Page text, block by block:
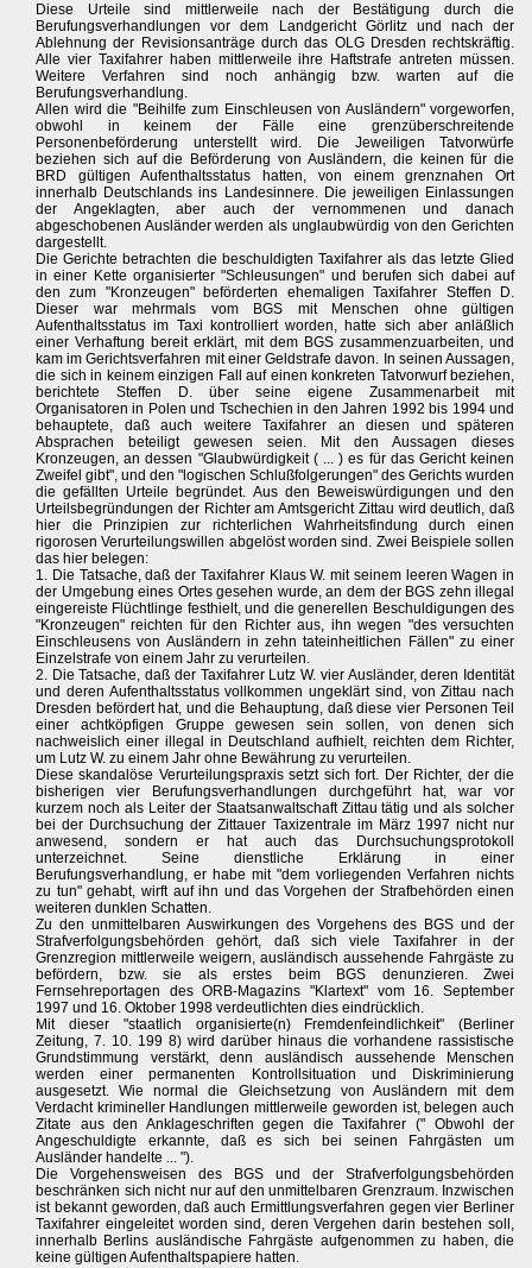
Diese Urteile sind mittlerweile nach der Bestätigung durch die
Berufungsverhandlungen vor dem Landgericht Görlitz und nach der
Ablehnung der Revisionsanträge durch das OLG Dresden rechtskräftig.
Alle vier Taxifahrer haben mittlerweile ihre Haftstrafe antreten müssen.
Weitere Verfahren sind noch anhängig bzw. warten auf die
Berufungsverhandlung.
Allen wird die "Beihilfe zum Einschleusen von Ausländern" vorgeworfen,
obwohl in keinem der Fälle eine grenzüberschreitende
Personenbeförderung unterstellt wird. Die Jeweiligen Tatvorwürfe
beziehen sich auf die Beförderung von Ausländern, die keinen für die
BRD gültigen Aufenthaltsstatus hatten, von einem grenznahen Ort
innerhalb Deutschlands ins Landesinnere. Die jeweiligen Einlassungen
der Angeklagten, aber auch der vernommenen und danach
abgeschobenen Ausländer werden als unglaubwürdig von den Gerichten
dargestellt.
Die Gerichte betrachten die beschuldigten Taxifahrer als das letzte Glied
in einer Kette organisierter "Schleusungen" und berufen sich dabei auf
den zum "Kronzeugen" beförderten ehemaligen Taxifahrer Steffen D.
Dieser war mehrmals vom BGS mit Menschen ohne gültigen
Aufenthaltsstatus im Taxi kontrolliert worden, hatte sich aber anläßlich
einer Verhaftung bereit erklärt, mit dem BGS zusammenzuarbeiten, und
kam im Gerichtsverfahren mit einer Geldstrafe davon. In seinen Aussagen,
die sich in keinem einzigen Fall auf einen konkreten Tatvorwurf beziehen,
berichtete Steffen D. über seine eigene Zusammenarbeit mit
Organisatoren in Polen und Tschechien in den Jahren 1992 bis 1994 und
behauptete, daß auch weitere Taxifahrer an diesen und späteren
Absprachen beteiligt gewesen seien. Mit den Aussagen dieses
Kronzeugen, an dessen "Glaubwürdigkeit ( ... ) es für das Gericht keinen
Zweifel gibt", und den "logischen Schlußfolgerungen" des Gerichts wurden
die gefällten Urteile begründet. Aus den Beweiswürdigungen und den
Urteilsbegründungen der Richter am Amtsgericht Zittau wird deutlich, daß
hier die Prinzipien zur richterlichen Wahrheitsfindung durch einen
rigorosen Verurteilungswillen abgelöst worden sind. Zwei Beispiele sollen
das hier belegen:
1. Die Tatsache, daß der Taxifahrer Klaus W. mit seinem leeren Wagen in
der Umgebung eines Ortes gesehen wurde, an dem der BGS zehn illegal
eingereiste Flüchtlinge festhielt, und die generellen Beschuldigungen des
"Kronzeugen" reichten für den Richter aus, ihn wegen "des versuchten
Einschleusens von Ausländern in zehn tateinheitlichen Fällen" zu einer
Einzelstrafe von einem Jahr zu verurteilen.
2. Die Tatsache, daß der Taxifahrer Lutz W. vier Ausländer, deren Identität
und deren Aufenthaltsstatus vollkommen ungeklärt sind, von Zittau nach
Dresden befördert hat, und die Behauptung, daß diese vier Personen Teil
einer achtköpfigen Gruppe gewesen sein sollen, von denen sich
nachweislich einer illegal in Deutschland aufhielt, reichten dem Richter,
um Lutz W. zu einem Jahr ohne Bewährung zu verurteilen.
Diese skandalöse Verurteilungspraxis setzt sich fort. Der Richter, der die
bisherigen vier Berufungsverhandlungen durchgeführt hat, war vor
kurzem noch als Leiter der Staatsanwaltschaft Zittau tätig und als solcher
bei der Durchsuchung der Zittauer Taxizentrale im März 1997 nicht nur
anwesend, sondern er hat auch das Durchsuchungsprotokoll
unterzeichnet. Seine dienstliche Erklärung in einer
Berufungsverhandlung, er habe mit "dem vorliegenden Verfahren nichts
zu tun" gehabt, wirft auf ihn und das Vorgehen der Strafbehörden einen
weiteren dunklen Schatten.
Zu den unmittelbaren Auswirkungen des Vorgehens des BGS und der
Strafverfolgungsbehörden gehört, daß sich viele Taxifahrer in der
Grenzregion mittlerweile weigern, ausländisch aussehende Fahrgäste zu
befördern, bzw. sie als erstes beim BGS denunzieren. Zwei
Fernsehreportagen des ORB-Magazins "Klartext" vom 16. September
1997 und 16. Oktober 1998 verdeutlichten dies eindrücklich.
Mit dieser "staatlich organisierte(n) Fremdenfeindlichkeit" (Berliner
Zeitung, 7. 10. 199 8) wird darüber hinaus die vorhandene rassistische
Grundstimmung verstärkt, denn ausländisch aussehende Menschen
werden einer permanenten Kontrollsituation und Diskriminierung
ausgesetzt. Wie normal die Gleichsetzung von Ausländern mit dem
Verdacht krimineller Handlungen mittlerweile geworden ist, belegen auch
Zitate aus den Anklageschriften gegen die Taxifahrer (" Obwohl der
Angeschuldigte erkannte, daß es sich bei seinen Fahrgästen um
Ausländer handelte ... ").
Die Vorgehensweisen des BGS und der Strafverfolgungsbehörden
beschränken sich nicht nur auf den unmittelbaren Grenzraum. Inzwischen
ist bekannt geworden, daß auch Ermittlungsverfahren gegen vier Berliner
Taxifahrer eingeleitet worden sind, deren Vergehen darin bestehen soll,
innerhalb Berlins ausländische Fahrgäste aufgenommen zu haben, die
keine gültigen Aufenthaltspapiere hatten.